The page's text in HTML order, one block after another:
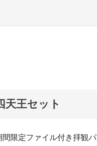
天王セット
限定ファイル付き拝観